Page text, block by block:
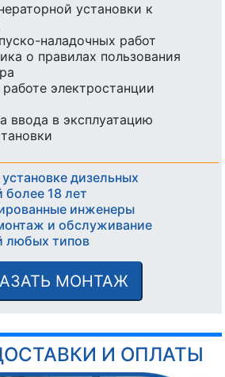
установки к
наладочных работ
о правилах пользования
электростанции
ввода в эксплуатацию
дизельных
более 18 лет
инженеры
и обслуживание
любых типов
МОНТАЖ
И ОПЛАТЫ